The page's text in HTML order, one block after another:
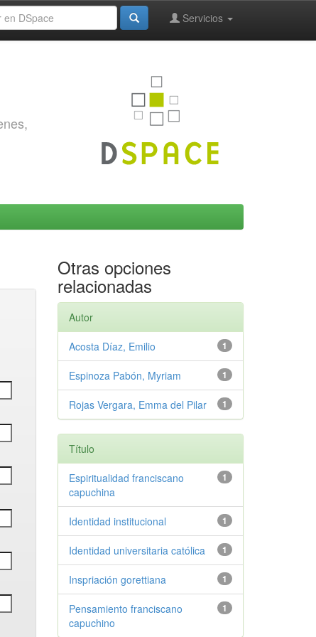
Servicios
Otras opciones
relacionadas
Autor
1
Acosta Díaz, Emilio
1
Espinoza Pabón, Myriam
1
Rojas Vergara, Emma del Pilar
Título
1
Espiritualidad franciscano
capuchina
1
Identidad institucional
1
Identidad universitaria católica
1
Inspriación gorettiana
1
Pensamiento franciscano
capuchino